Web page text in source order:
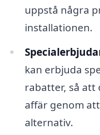
uppstå några
installationen.
kan erbjuda
rabatter, så att
affär genom
alternativ.